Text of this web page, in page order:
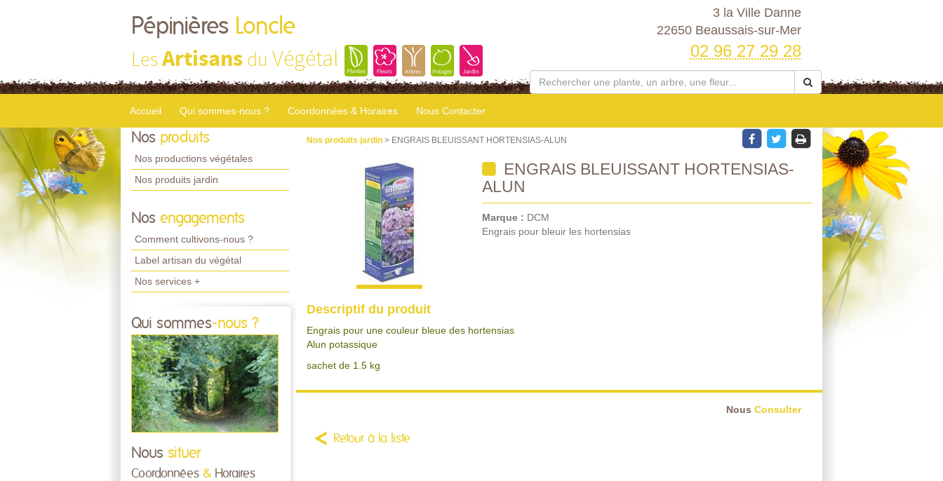
Pépinières Loncle
LesArtisans du Végétal
3 la Ville Danne
22650 Beaussais-sur-Mer
02 96 27 29 28
Accueil Qui sommes-nous ? Coordonnées & Horaires Nous Contacter
Nos produits
Nos productions végétales
Nos produits jardin
Nos engagements
Comment cultivons-nous ?
Label artisan du végétal
Nos services +
Qui sommes-nous ?
Nous situer
Coordonnées & Horaires
Nos produits jardin > ENGRAIS BLEUISSANT HORTENSIAS-ALUN
ENGRAIS BLEUISSANT HORTENSIAS-
ALUN
Marque : DCM
Engrais pour bleuir les hortensias
Descriptif du produit
Engrais pour une couleur bleue des hortensias
Alun potassique
sachet de 1.5 kg
Nous Consulter
Retour à la liste